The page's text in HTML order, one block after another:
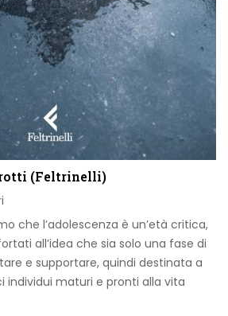
(Feltrinelli)
che l’adolescenza è un’età critica,
all’idea che sia solo una fase di
e supportare, quindi destinata a
individui maturi e pronti alla vita